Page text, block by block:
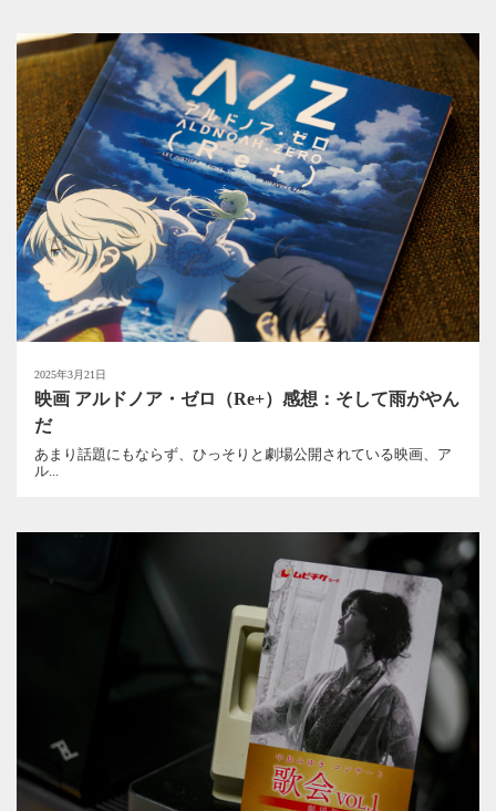
2025年3月21日
映画 アルドノア・ゼロ（Re+）感想：そして雨がやん
だ
あまり話題にもならず、ひっそりと劇場公開されている映画、ア
ル...